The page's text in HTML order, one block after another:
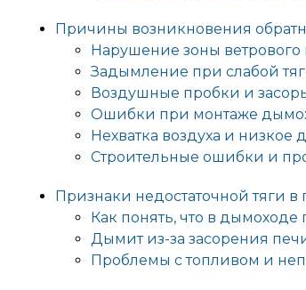
Причины возникновения
Нарушение зоны ветрового
Задымление при слабой
Воздушные пробки и
Ошибки при монтаже
Нехватка воздуха и низкое
Строительные ошибки и
Признаки недостаточной тяги в
Как понять, что в дымоходе
Дымит из-за засорения
Проблемы с топливом и